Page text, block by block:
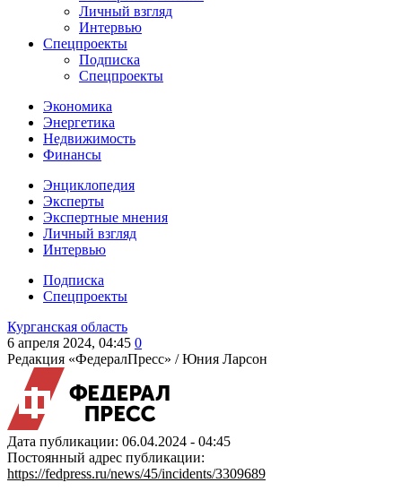
Личный взгляд
Интервью
Спецпроекты
Подписка
Спецпроекты
Экономика
Энергетика
Недвижимость
Финансы
Энциклопедия
Эксперты
Экспертные мнения
Личный взгляд
Интервью
Подписка
Спецпроекты
Курганская область
6 апреля 2024, 04:45 0
Редакция «ФедералПресс» /Юния Ларсон
Дата публикации: 06.04.2024 - 04:45
Постоянный адрес публикации:
https://fedpress.ru/news/45/incidents/3309689